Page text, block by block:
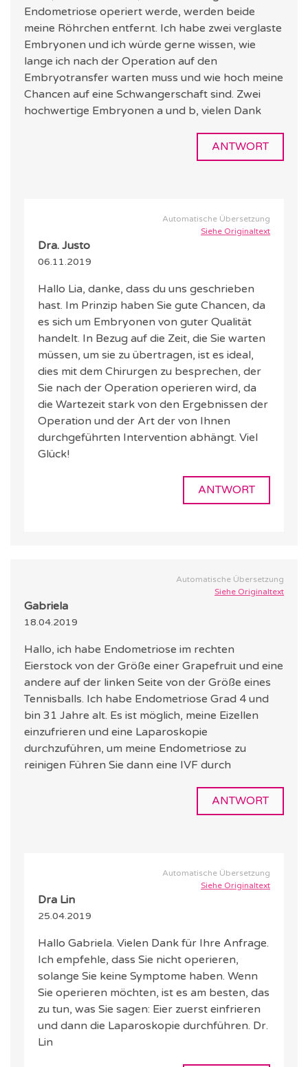
Endometriose operiert werde, werden beide
meine Röhrchen entfernt. Ich habe zwei verglaste
Embryonen und ich würde gerne wissen, wie
lange ich nach der Operation auf den
Embryotransfer warten muss und wie hoch meine
Chancen auf eine Schwangerschaft sind. Zwei
hochwertige Embryonen a und b, vielen Dank
ANTWORT
Automatische Übersetzung
Siehe Originaltext
Dra. Justo
06.11.2019
Hallo Lia, danke, dass du uns geschrieben
hast. Im Prinzip haben Sie gute Chancen, da
es sich um Embryonen von guter Qualität
handelt. In Bezug auf die Zeit, die Sie warten
müssen, um sie zu übertragen, ist es ideal,
dies mit dem Chirurgen zu besprechen, der
Sie nach der Operation operieren wird, da
die Wartezeit stark von den Ergebnissen der
Operation und der Art der von Ihnen
durchgeführten Intervention abhängt. Viel
Glück!
ANTWORT
Automatische Übersetzung
Siehe Originaltext
Gabriela
18.04.2019
Hallo, ich habe Endometriose im rechten
Eierstock von der Größe einer Grapefruit und eine
andere auf der linken Seite von der Größe eines
Tennisballs. Ich habe Endometriose Grad 4 und
bin 31 Jahre alt. Es ist möglich, meine Eizellen
einzufrieren und eine Laparoskopie
durchzuführen, um meine Endometriose zu
reinigen Führen Sie dann eine IVF durch
ANTWORT
Automatische Übersetzung
Siehe Originaltext
Dra Lin
25.04.2019
Hallo Gabriela. Vielen Dank für Ihre Anfrage.
Ich empfehle, dass Sie nicht operieren,
solange Sie keine Symptome haben. Wenn
Sie operieren möchten, ist es am besten, das
zu tun, was Sie sagen: Eier zuerst einfrieren
und dann die Laparoskopie durchführen. Dr.
Lin